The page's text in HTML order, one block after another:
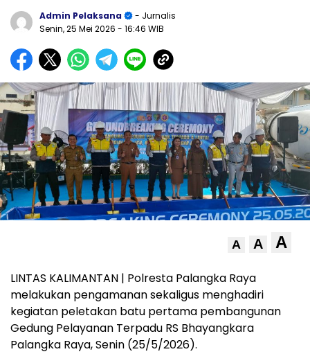
Admin Pelaksana
- Jurnalis
Senin, 25 Mei 2026 - 16:46 WIB
A A A
LINTAS KALIMANTAN | Polresta Palangka Raya
melakukan pengamanan sekaligus menghadiri
kegiatan peletakan batu pertama pembangunan
Gedung Pelayanan Terpadu RS Bhayangkara
Palangka Raya, Senin (25/5/2026).